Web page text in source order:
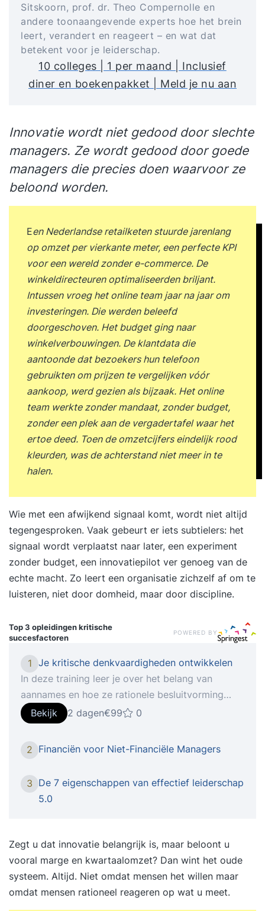
Sitskoorn, prof. dr. Theo Compernolle en
andere toonaangevende experts hoe het brein
leert, verandert en reageert – en wat dat
betekent voor je leiderschap.
10 colleges | 1 per maand | Inclusief
diner en boekenpakket | Meld je nu aan
Innovatie wordt niet gedood door slechte
managers. Ze wordt gedood door goede
managers die precies doen waarvoor ze
beloond worden.
Een Nederlandse retailketen stuurde jarenlang
op omzet per vierkante meter, een perfecte KPI
voor een wereld zonder e-commerce. De
winkeldirecteuren optimaliseerden briljant.
Intussen vroeg het online team jaar na jaar om
investeringen. Die werden beleefd
doorgeschoven. Het budget ging naar
winkelverbouwingen. De klantdata die
aantoonde dat bezoekers hun telefoon
gebruikten om prijzen te vergelijken vóór
aankoop, werd gezien als bijzaak. Het online
team werkte zonder mandaat, zonder budget,
zonder een plek aan de vergadertafel waar het
ertoe deed. Toen de omzetcijfers eindelijk rood
kleurden, was de achterstand niet meer in te
halen.
Wie met een afwijkend signaal komt, wordt niet altijd
tegengesproken. Vaak gebeurt er iets subtielers: het
signaal wordt verplaatst naar later, een experiment
zonder budget, een innovatiepilot ver genoeg van de
echte macht. Zo leert een organisatie zichzelf af om te
luisteren, niet door domheid, maar door discipline.
Top 3 opleidingenkritische
succesfactoren
POWERED BY
1 Je kritische denkvaardigheden ontwikkelen
In deze training leer je over het belang van
aannames en hoe ze rationele besluitvorming
kunnen helpen of hinderen. In deze training leer je
over het belang van aannames en hoe ze
hinderen. Je ontdekt hoe je strategisch denken
oplossen van problemen en hoe je andere
perspectieven kunt zoeken om een uitgebreider
over de kunst van het debatteren en hoe je
strategisch denken kunt gebruiken om
argumenten te identificeren en te beoordelen,
logische fouten te herkennen en effectieve
argumenten te maken. Tot slot leer je hoe je
Bekijk 2 dagen€99 0
2 Financiën voor Niet-Financiële Managers
3 De 7 eigenschappen van effectief leiderschap
5.0
Zegt u dat innovatie belangrijk is, maar beloont u
vooral marge en kwartaalomzet? Dan wint het oude
systeem. Altijd. Niet omdat mensen het willen maar
omdat mensen rationeel reageren op wat u meet.